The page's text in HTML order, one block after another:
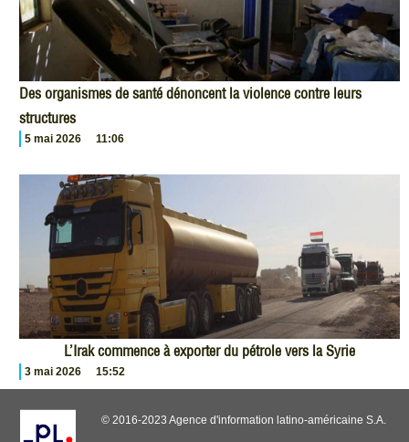
Des organismes de santé dénoncent la violence contre leurs
structures
5 mai 2026 11:06
L’Irak commence à exporter du pétrole vers la Syrie
3 mai 2026 15:52
© 2016-2023 Agence d'information latino-américaine S.A.